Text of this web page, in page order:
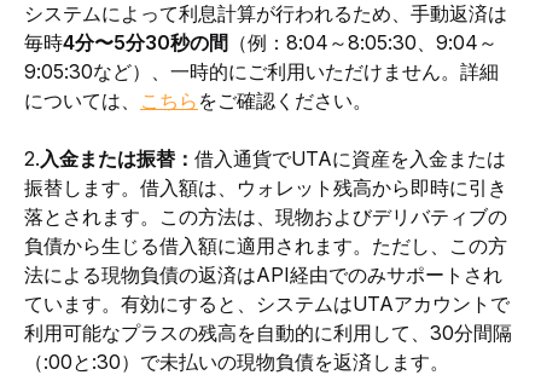
システムによって利息計算が行われるため、手動返済は
毎時4分〜5分30秒の間 （例：8:04～8:05:30、9:04～
9:05:30など）、一時的にご利用いただけません。 詳細
については、 こちら をご確認ください。
2.入金または振替： 借入通貨でUTAに資産を入金または
振替します。借入額は、ウォレット残高から即時に引き
落とされます。この方法は、現物およびデリバティブの
負債から生じる借入額に適用されます。ただし、この方
法による現物負債の返済はAPI経由でのみサポートされ
ています。有効にすると、システムはUTAアカウントで
利用可能なプラスの残高を自動的に利用して、30分間隔
（:00と:30）で未払いの現物負債を返済します。